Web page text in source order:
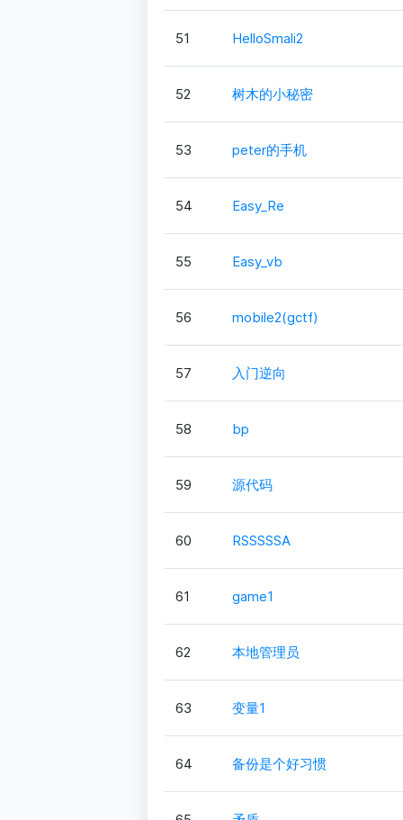
51 HelloSmali2
52 树木的小秘密
53 peter的手机
54 Easy_Re
55 Easy_vb
56 mobile2(gctf)
57 入门逆向
58 bp
59 源代码
60 RSSSSSA
61 game1
62 本地管理员
63 变量1
64 备份是个好习惯